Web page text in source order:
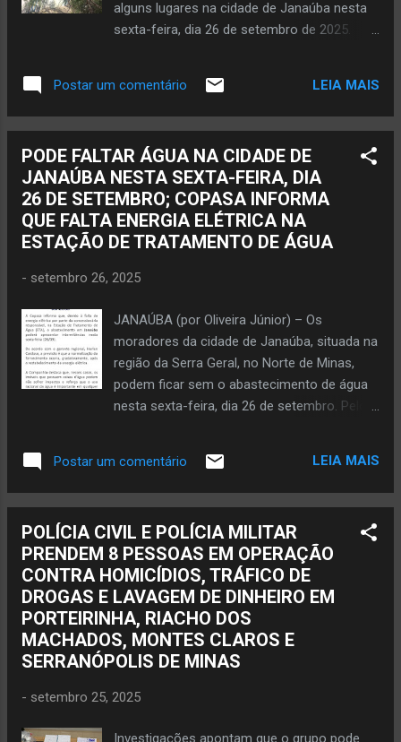
forte tornando mais veloz a cada hora. E
isso aconte...
alguns lugares na cidade de Janaúba nesta
sexta-feira, dia 26 de setembro de 2025.
dessa quinta-feira, dia 25 de setembro, e
madrugada e manhã de hoje, sexta-feira. Em
de árvores tanto na cidade quanto na zona
rural deste município situado na região da
Serra Geral, no Norte de Minas. Em alguns
pontos de Janaúba houve a suspensão no
fornecimento de energia elétrica. Conforme
Cemig encaminhadas ao site do jornalista
Oliveira Júnior, por causa da ventania
algumas árvores caíram sobre a rede
elétrica de média e baixa tensão, resultando
em falta de energia. Ainda segundo a Cemig,
há registro de material metálico que atingiu a
rede resultando em desabastecimento de
Postar um comentário LEIA MAIS
PODE FALTAR ÁGUA NA CIDADE DE
JANAÚBA NESTA SEXTA-FEIRA, DIA
26 DE SETEMBRO; COPASA INFORMA
QUE FALTA ENERGIA ELÉTRICA NA
ESTAÇÃO DE TRATAMENTO DE ÁGUA
- setembro 26, 2025
JANAÚBA (por Oliveira Júnior) – Os
moradores da cidade de Janaúba, situada na
região da Serra Geral, no Norte de Minas,
podem ficar sem o abastecimento de água
nesta sexta-feira, dia 26 de setembro. Pelo
encaminhado à imprensa na manhã de hoje.
Isso acontece em decorrência da falta de
de Água (ETA), localizada no bairro São
Vicente, região Sul desta cidade. O gerente
regional da Copasa em Janaúba, Herlen
Cardoso, a suspensão da distribuição de
água ocorre devido a falta de energia
elétrica por parte da concessionária
responsável. Diante disso, menciona a
poderá apresentar intermitência nesta
Postar um comentário LEIA MAIS
POLÍCIA CIVIL E POLÍCIA MILITAR
PRENDEM 8 PESSOAS EM OPERAÇÃO
CONTRA HOMICÍDIOS, TRÁFICO DE
DROGAS E LAVAGEM DE DINHEIRO EM
PORTEIRINHA, RIACHO DOS
MACHADOS, MONTES CLAROS E
SERRANÓPOLIS DE MINAS
- setembro 25, 2025
Investigações apontam que o grupo pode